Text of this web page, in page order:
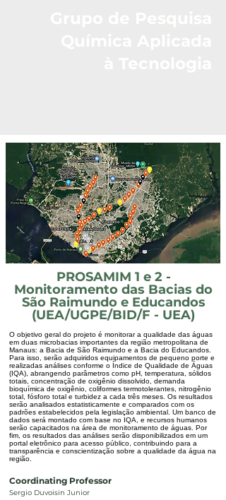
PROSAMIM 1 e 2 -
Monitoramento das Bacias do
São Raimundo e Educandos
(UEA/UGPE/BID/F - UEA)
O objetivo geral do projeto é monitorar a qualidade das águas
em duas microbacias importantes da região metropolitana de
Manaus: a Bacia de São Raimundo e a Bacia do Educandos.
Para isso, serão adquiridos equipamentos de pequeno porte e
realizadas análises conforme o Índice de Qualidade de Águas
(IQA), abrangendo parâmetros como pH, temperatura, sólidos
totais, concentração de oxigênio dissolvido, demanda
bioquímica de oxigênio, coliformes termotolerantes, nitrogênio
total, fósforo total e turbidez a cada três meses. Os resultados
serão analisados estatisticamente e comparados com os
padrões estabelecidos pela legislação ambiental. Um banco de
dados será montado com base no IQA, e recursos humanos
serão capacitados na área de monitoramento de águas. Por
fim, os resultados das análises serão disponibilizados em um
portal eletrônico para acesso público, contribuindo para a
transparência e conscientização sobre a qualidade da água na
região.
Coordinating Professor
Sergio Duvoisin Junior